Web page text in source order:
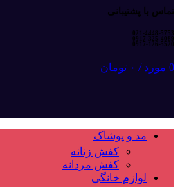
تماس با پشتیبانی
021-4448-5753
0917-325-4089
0917-126-5520
0 مورد / ۰ تومان
مد و پوشاک
کفش زنانه
کفش مردانه
لوازم خانگی